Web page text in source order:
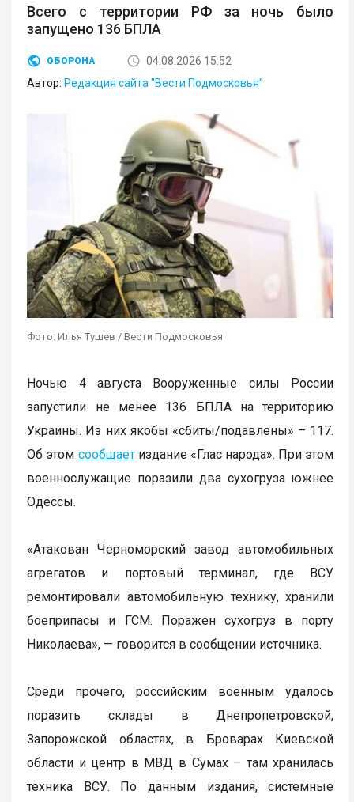
Всего с территории РФ за ночь было
запущено 136 БПЛА
ОБОРОНА
04.08.2026 15:52
Автор: Редакция сайта "Вести Подмосковья"
Фото: Илья Тушев / Вести Подмосковья
Ночью 4 августа Вооруженные силы России
запустили не менее 136 БПЛА на территорию
Украины. Из них якобы «сбиты/подавлены» – 117.
Об этом сообщаетиздание «Глас народа». При этом
военнослужащие поразили два сухогруза южнее
Одессы.
«Атакован Черноморский завод автомобильных
агрегатов и портовый терминал, где ВСУ
ремонтировали автомобильную технику, хранили
боеприпасы и ГСМ. Поражен сухогруз в порту
Николаева», — говорится в сообщении источника.
Среди прочего, российским военным удалось
поразить склады в Днепропетровской,
Запорожской областях, в Броварах Киевской
области и центр в МВД в Сумах – там хранилась
техника ВСУ. По данным издания, системные